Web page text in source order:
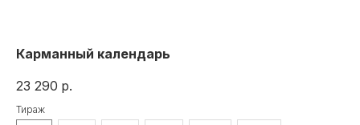
Карманный календарь
23 290 р.
Тираж